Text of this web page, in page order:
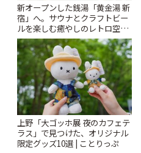
新オープンした銭湯「黄金湯 新
宿」へ。サウナとクラフトビー
ルを楽しむ癒やしのレトロ空間
| ことりっぷ
上野「大ゴッホ展 夜のカフェテ
ラス」で見つけた、オリジナル
限定グッズ10選 | ことりっぷ